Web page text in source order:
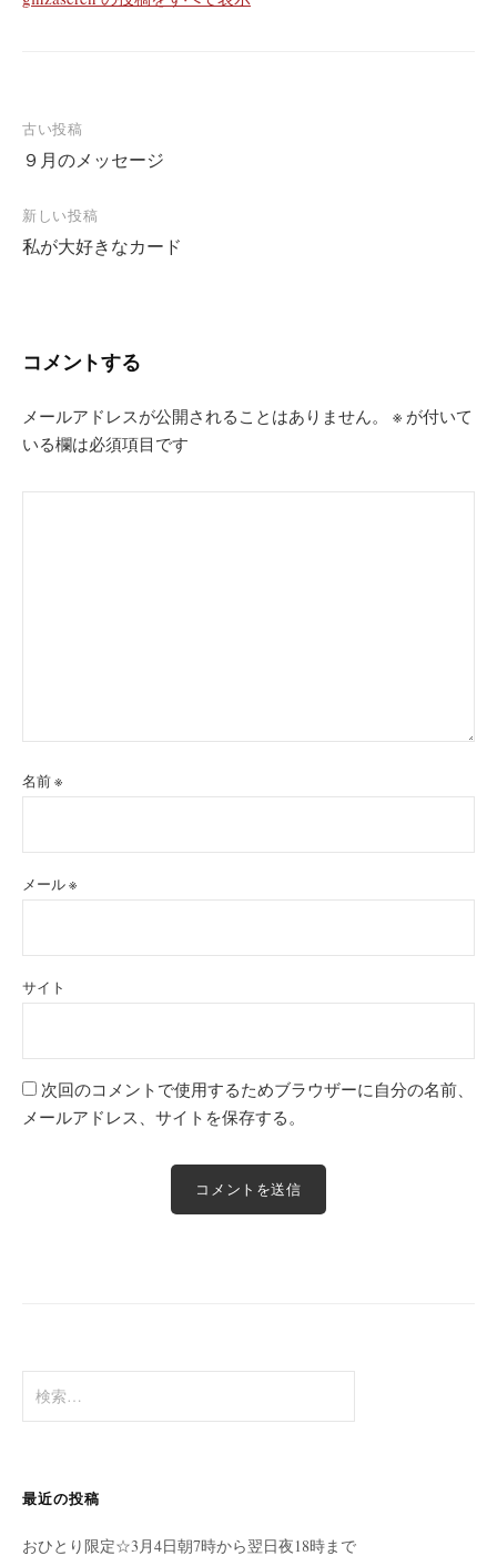
投
稿
ナ
ビ
ゲ
ョ
古い投稿
９月のメッセージ
新しい投稿
私が大好きなカード
コメントする
メールアドレスが公開されることはありません。 ※ が付いて
いる欄は必須項目です
名前※
メール※
サイト
次回のコメントで使用するためブラウザーに自分の名前、
メールアドレス、サイトを保存する。
索:
最近の投稿
おひとり限定☆3月4日朝7時から翌日夜18時まで